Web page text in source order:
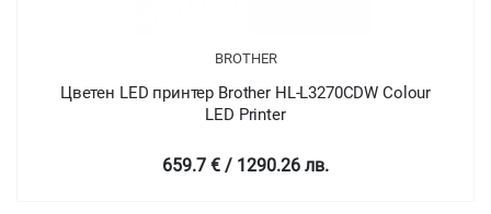
BROTHER
Цветен LED принтер Brother HL-L3270CDW Colour
LED Printer
659.7 € / 1290.26 лв.